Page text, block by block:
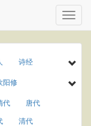
诗经
初中古诗
高中文言文
宋词精选
阳修
罗隐
自珍
元稹
代
唐代
清代